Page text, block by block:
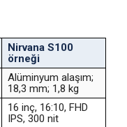
Nirvana S100
örneği
Alüminyum alaşım;
18,3 mm; 1,8 kg
16 inç, 16:10, FHD
IPS, 300 nit